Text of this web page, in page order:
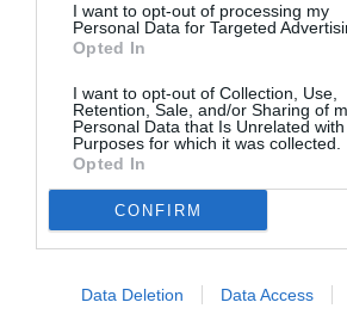
I want to opt-out of processing my
Personal Data for Targeted
Opted In
I want to opt-out of Collection, Use,
Retention, Sale, and/or Sharing of
Personal Data that Is Unrelated
Purposes for which it was collected.
Opted In
CONFIRM
Data Deletion Data Access
maggioranza spagnoli. I
– hanno chiesto un accordo
trovato nel caso della raffineria
ovvero una ripartizione al 50%
britannici e operai stranieri.
Vedi